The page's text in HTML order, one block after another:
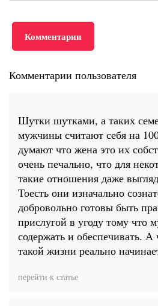
Комментарии
Комментарии пользователя
Шутки шутками, а таких
мужчины считают себя на
думают что жена это их
очень печально, что для
такие отношения даже
Тоесть они изначально
добровольно готовы быть
прислугой в угоду тому что
содержать и обеспечивать. А
такой жизни реально
перейти к статье